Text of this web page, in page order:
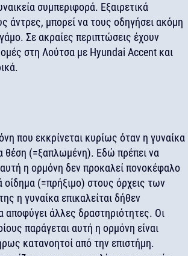
συμπεριφορά. Εξαιρετικά
άντρες, μπορεί να τους οδηγήσει ακόμη
Σε ακραίες περιπτώσεις έχουν
στη Λούτσα με Hyundai Accent και
που εκκρίνεται κυρίως όταν η γυναίκα
θέση (=ξαπλωμένη). Εδώ πρέπει να
η ορμόνη δεν προκαλεί πονοκέφαλο
οίδημα (=πρήξιμο) στους όρχεις των
η γυναίκα επικαλείται δήθεν
αποφύγει άλλες δραστηριότητες. Οι
παράγεται αυτή η ορμόνη είναι
κατανοητοί από την επιστήμη.